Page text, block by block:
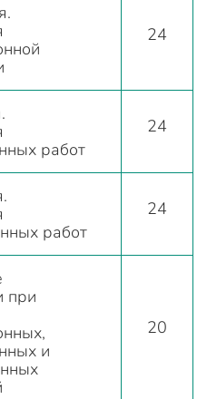
24
работ
24
работ
24
при
и
20